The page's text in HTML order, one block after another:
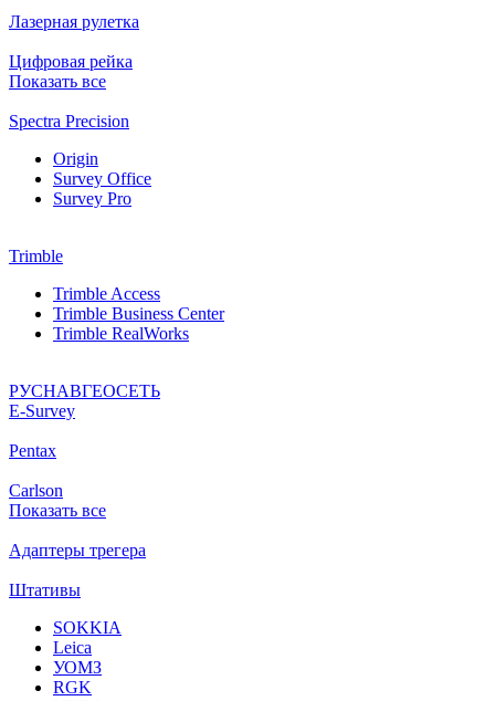
Лазерная рулетка
Цифровая рейка
Показать все
Spectra Precision
Origin
Survey Office
Survey Pro
Trimble
Trimble Access
Trimble Business Center
Trimble RealWorks
РУСНАВГЕОСЕТЬ
Е-Survey
Pentax
Carlson
Показать все
Адаптеры трегера
Штативы
SOKKIA
Leica
УОМЗ
RGK